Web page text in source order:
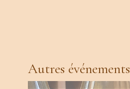
Autres événements